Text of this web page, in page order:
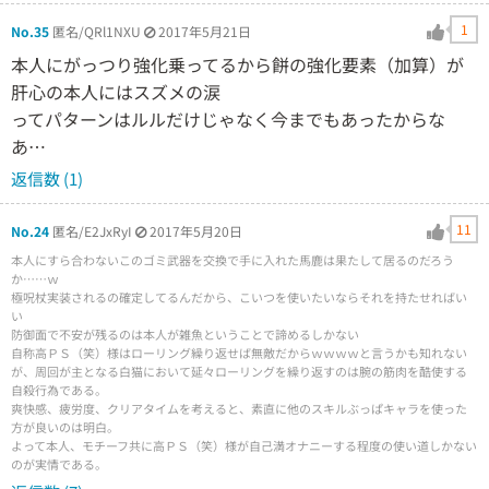
No.35 匿名/QRl1NXU 2017年5月21日 1
本人にがっつり強化乗ってるから餅の強化要素（加算）が
肝心の本人にはスズメの涙
ってパターンはルルだけじゃなく今までもあったからな
あ…
返信数 (1)
No.24 匿名/E2JxRyI 2017年5月20日 11
本人にすら合わないこのゴミ武器を交換で手に入れた馬鹿は果たして居るのだろう
か……ｗ
極呪杖実装されるの確定してるんだから、こいつを使いたいならそれを持たせればい
い
防御面で不安が残るのは本人が雑魚ということで諦めるしかない
自称高ＰＳ（笑）様はローリング繰り返せば無敵だからｗｗｗｗと言うかも知れない
が、周回が主となる白猫において延々ローリングを繰り返すのは腕の筋肉を酷使する
自殺行為である。
爽快感、疲労度、クリアタイムを考えると、素直に他のスキルぶっぱキャラを使った
方が良いのは明白。
よって本人、モチーフ共に高ＰＳ（笑）様が自己満オナニーする程度の使い道しかない
のが実情である。